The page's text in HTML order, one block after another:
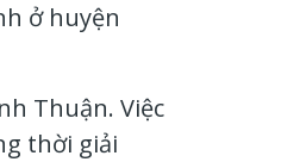
ở huyện
Thuận. Việc
thời giải